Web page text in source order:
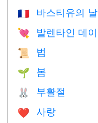
🇫🇷 바스티유의 날
💘 발렌타인 데이
📜 법
🌱 봄
🐰 부활절
❤️️ 사랑